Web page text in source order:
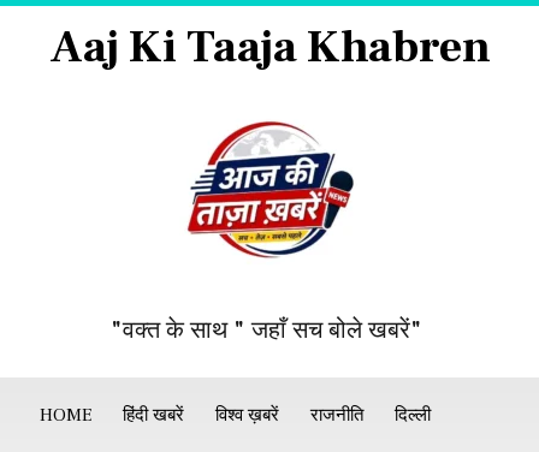
Aaj Ki Taaja Khabren
"वक्त के साथ " जहाँ सच बोले खबरें"
HOME हिंदी खबरें विश्व ख़बरें राजनीति दिल्ली